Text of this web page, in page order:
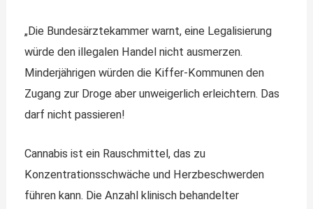
„Die Bundesärztekammer warnt, eine Legalisierung
würde den illegalen Handel nicht ausmerzen.
Minderjährigen würden die Kiffer-Kommunen den
Zugang zur Droge aber unweigerlich erleichtern. Das
darf nicht passieren!
Cannabis ist ein Rauschmittel, das zu
Konzentrationsschwäche und Herzbeschwerden
führen kann. Die Anzahl klinisch behandelter